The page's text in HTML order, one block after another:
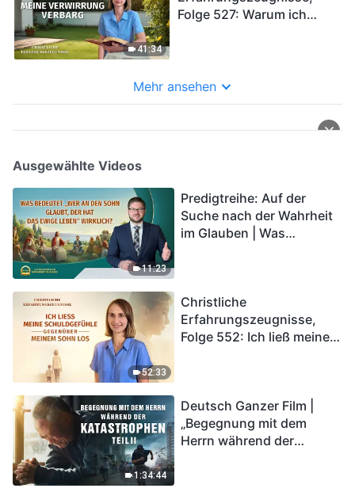
41:34
Folge 527: Warum ich
Mehr ansehen
Ausgewählte Videos
11:23
Predigtreihe: Auf der
Suche nach der Wahrheit
im Glauben | Was
52:33
Christliche
Erfahrungszeugnisse,
Folge 552: Ich ließ meine
1:34:44
Deutsch Ganzer Film |
„Begegnung mit dem
Herrn während der